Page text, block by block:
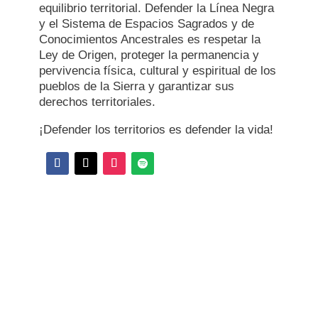
equilibrio territorial. Defender la Línea Negra
y el Sistema de Espacios Sagrados y de
Conocimientos Ancestrales es respetar la
Ley de Origen, proteger la permanencia y
pervivencia física, cultural y espiritual de los
pueblos de la Sierra y garantizar sus
derechos territoriales.
¡Defender los territorios es defender la vida!